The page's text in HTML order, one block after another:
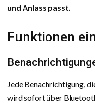
und Anlass passt.
Funktionen
Jede Benachrichtigung,
wird sofort über